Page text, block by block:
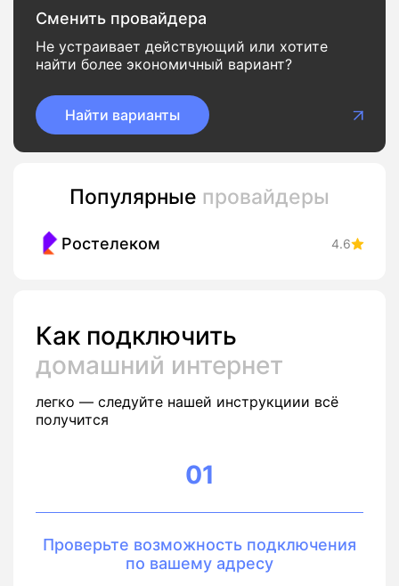
Сменить провайдера
Не устраивает действующий или хотите
найти более экономичный вариант?
Найти варианты
Популярные провайдеры
Ростелеком 4.6
Как подключить
домашний интернет
легко — следуйте нашей инструкциии всё
получится
01
Проверьте возможность подключения
по вашему адресу